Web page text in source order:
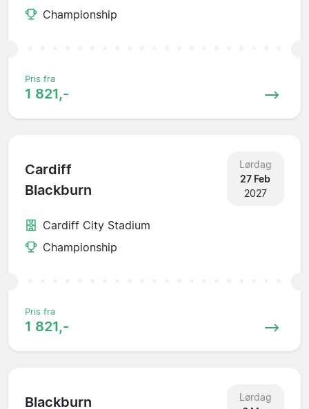
Championship
Pris fra
1 821,-
Cardiff
Blackburn
Lørdag
27 Feb
2027
Cardiff City Stadium
Championship
Pris fra
1 821,-
Blackburn
Lørdag